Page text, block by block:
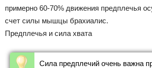
примерно 60-70% движения предплечья
счет силы мышцы брахиалис.
Предплечья и сила хвата
Сила предплечий очень важна